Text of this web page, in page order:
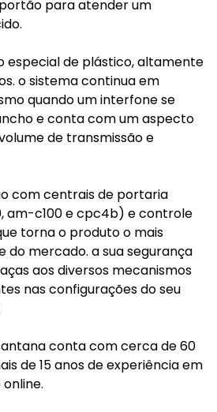
para atender um
especial de plástico, altamente
o sistema continua em
quando um interfone se
e conta com um aspecto
de transmissão e
com centrais de portaria
am-c100 e cpc4b) e controle
torna o produto o mais
mercado. a sua segurança
aos diversos mecanismos
nas configurações do seu
conta com cerca de 60
de 15 anos de experiência em